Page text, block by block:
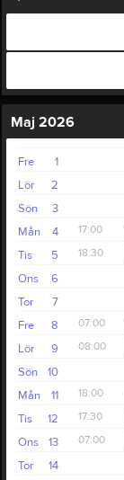
Maj 2026
1
Fre
2
Lör
3
Sön
4
Mån 17:00
5
Tis 18:30
6
Ons
7
Tor
8
Fre 07:00
9
Lör 08:00
20:00
10
Sön
11
Mån 18:00
20:30
12
Tis 17:30
13
Ons 07:00
14
Tor